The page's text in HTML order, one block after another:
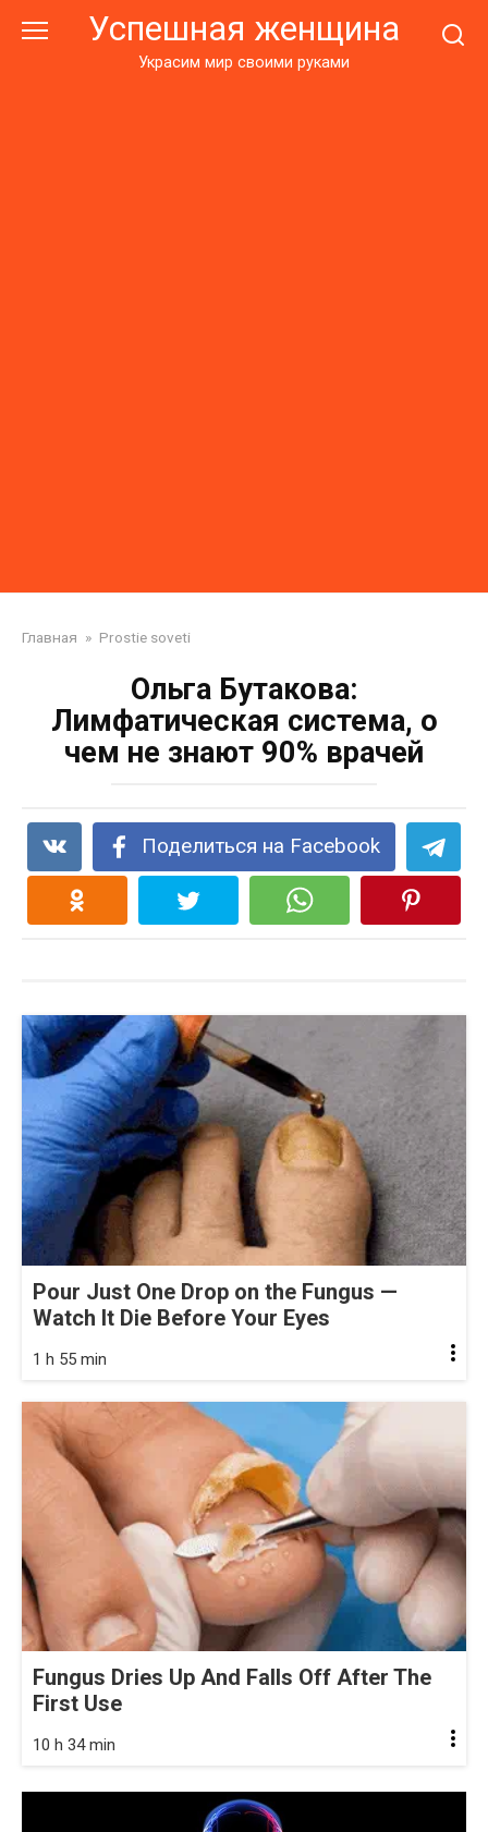
Успешная женщина
Украсим мир своими руками
Главная » Prostie soveti
Ольга Бутакова:
Лимфатическая система, о
чем не знают 90% врачей
Поделиться на Facebook
Pour Just One Drop on the Fungus —
Watch It Die Before Your Eyes
1 h 55 min
Fungus Dries Up And Falls Off After The
First Use
10 h 34 min